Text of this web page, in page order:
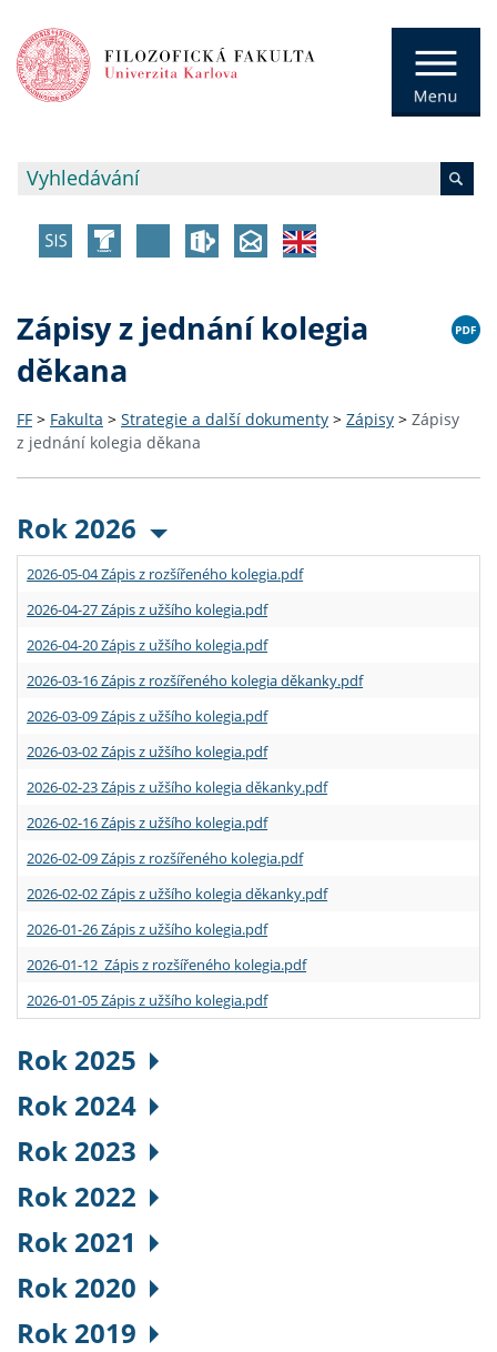
Zápisy z jednání kolegia
děkana
FF > Fakulta > Strategie a další dokumenty > Zápisy > Zápisy
z jednání kolegia děkana
Rok 2026
2026-05-04 Zápis z rozšířeného kolegia.pdf
2026-04-27 Zápis z užšího kolegia.pdf
2026-04-20 Zápis z užšího kolegia.pdf
2026-03-16 Zápis z rozšířeného kolegia děkanky.pdf
2026-03-09 Zápis z užšího kolegia.pdf
2026-03-02 Zápis z užšího kolegia.pdf
2026-02-23 Zápis z užšího kolegia děkanky.pdf
2026-02-16 Zápis z užšího kolegia.pdf
2026-02-09 Zápis z rozšířeného kolegia.pdf
2026-02-02 Zápis z užšího kolegia děkanky.pdf
2026-01-26 Zápis z užšího kolegia.pdf
2026-01-12 Zápis z rozšířeného kolegia.pdf
2026-01-05 Zápis z užšího kolegia.pdf
Rok 2025
Rok 2024
Rok 2023
Rok 2022
Rok 2021
Rok 2020
Rok 2019